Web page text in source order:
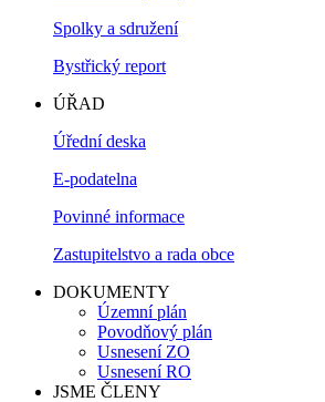
Spolky a sdružení
Bystřický report
ÚŘAD
Úřední deska
E-podatelna
Povinné informace
Zastupitelstvo a rada obce
DOKUMENTY
Územní plán
Povodňový plán
Usnesení ZO
Usnesení RO
JSME ČLENY